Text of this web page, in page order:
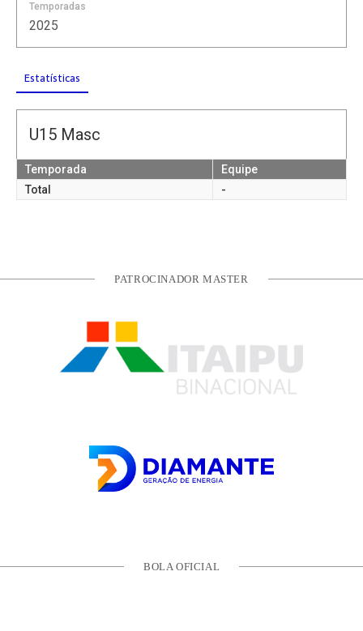
Temporadas
2025
Estatísticas
U15 Masc
Temporada
Equipe
Total
-
PATROCINADOR MASTER
BOLA OFICIAL